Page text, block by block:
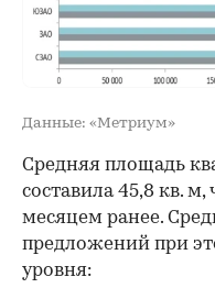
Данные: «Метриум»
Средняя площадь
составила 45,8 кв.
месяцем ранее.
предложений при
уровня: